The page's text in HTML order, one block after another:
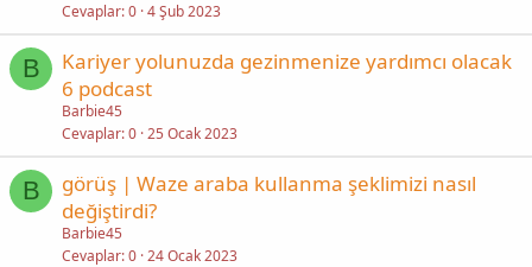
Cevaplar 0 4 Şub 2023
B
Kariyer yolunuzda gezinmenize yardımcı olacak
6 podcast
Barbie45
Cevaplar 0 25 Ocak 2023
B
görüş | Waze araba kullanma şeklimizi nasıl
değiştirdi?
Barbie45
Cevaplar 0 24 Ocak 2023